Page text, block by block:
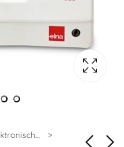
Elektronische eXperience